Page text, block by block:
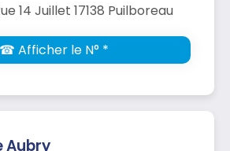
14 Juillet 17138 Puilboreau
☎ Afficher le N° *
Aubry